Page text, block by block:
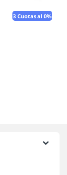
3 Cuotas al 0%